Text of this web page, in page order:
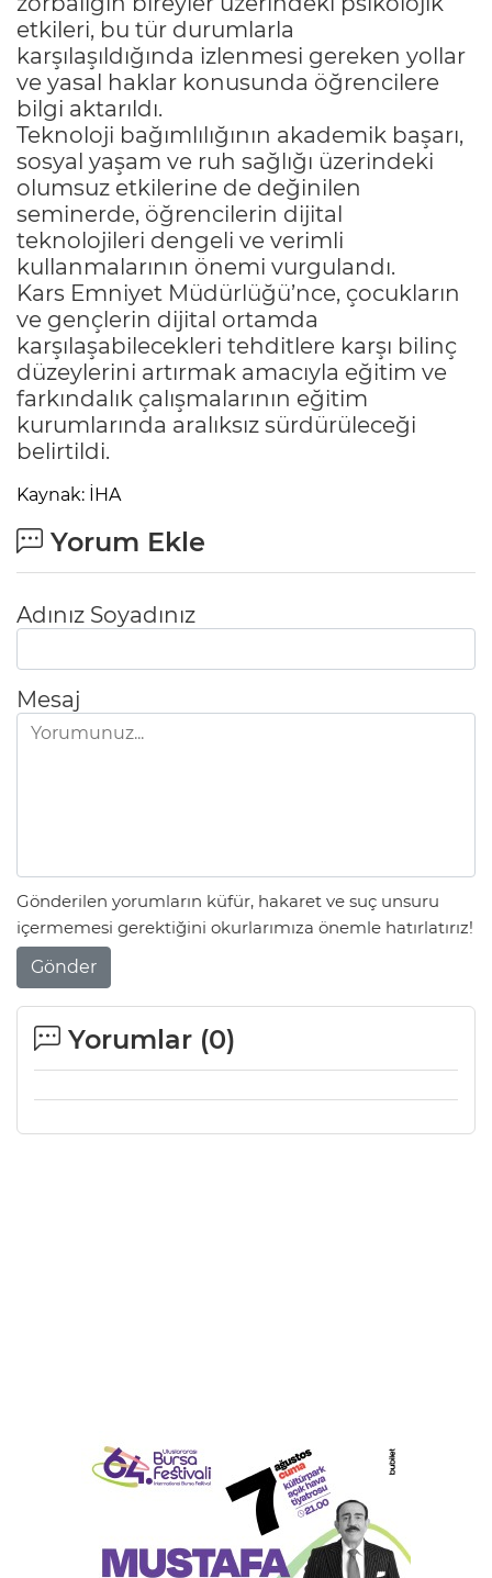
etkileri, bu tür durumlarla
karşılaşıldığında izlenmesi gereken yollar
ve yasal haklar konusunda öğrencilere
bilgi aktarıldı.
Teknoloji bağımlılığının akademik başarı,
sosyal yaşam ve ruh sağlığı üzerindeki
olumsuz etkilerine de değinilen
seminerde, öğrencilerin dijital
teknolojileri dengeli ve verimli
kullanmalarının önemi vurgulandı.
Kars Emniyet Müdürlüğü’nce, çocukların
ve gençlerin dijital ortamda
karşılaşabilecekleri tehditlere karşı bilinç
düzeylerini artırmak amacıyla eğitim ve
farkındalık çalışmalarının eğitim
kurumlarında aralıksız sürdürüleceği
belirtildi.
Kaynak: İHA
Yorum Ekle
Adınız Soyadınız
Mesaj
Gönderilen yorumların küfür, hakaret ve suç unsuru
içermemesi gerektiğini okurlarımıza önemle hatırlatırız!
Gönder
Yorumlar (0)